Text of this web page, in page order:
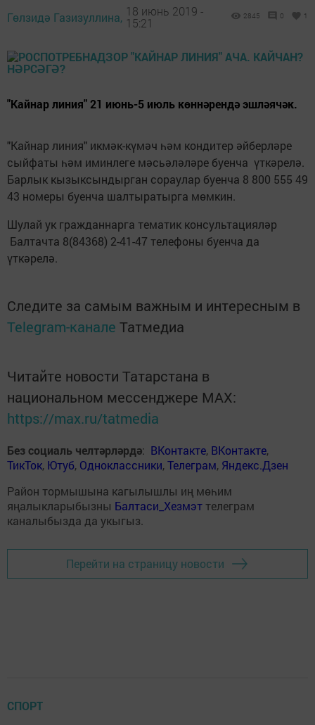
Гөлзидә Газизуллина, 18 июнь 2019 -
15:21
2845 0 1
"Кайнар линия" 21 июнь-5 июль көннәрендә эшләячәк.
"Кайнар линия" икмәк-күмәч һәм кондитер әйберләре
сыйфаты һәм иминлеге мәсьәләләре буенча үткәрелә.
Барлык кызыксындырган сораулар буенча 8 800 555 49
43 номеры буенча шалтыратырга мөмкин.
Шулай ук гражданнарга тематик консультацияләр
Балтачта 8(84368) 2-41-47 телефоны буенча да
үткәрелә.
Следите за самым важным и интересным в
Telegram-канале Татмедиа
Читайте новости Татарстана в
национальном мессенджере MАХ:
https://max.ru/tatmedia
Без социаль челтәрләрдә: ВКонтакте, ВКонтакте,
ТикТок, Ютуб, Одноклассники,Телеграм, Яндекс.Дзен
Район тормышына кагылышлы иң мөһим
яңалыкларыбызны Балтаси_Хезмэт телеграм
каналыбызда да укыгыз.
Перейти на страницу новости
СПОРТ